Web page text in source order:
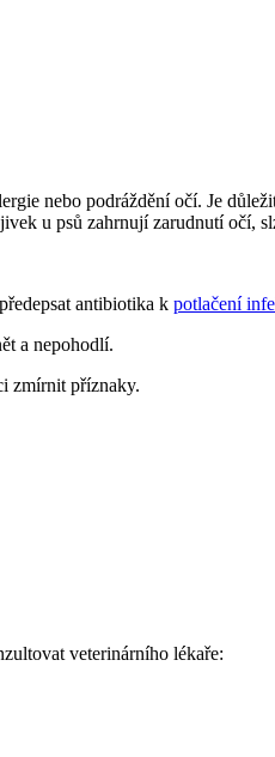
nebo podráždění očí. Je
u psů zahrnují zarudnutí očí,
antibiotika k potlačení
a nepohodlí.
zmírnit příznaky.
veterinárního lékaře: